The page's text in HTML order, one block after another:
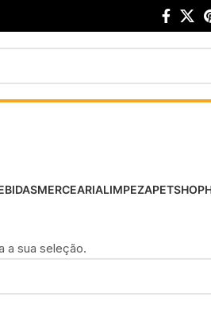
MERCEARIALIMPEZAPETSHOP
a sua seleção.